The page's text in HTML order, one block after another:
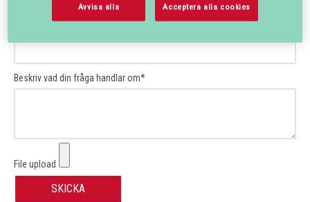
Telefonnummer
Beskriv vad din fråga handlar om*
File upload
SKICKA
Avvisa alla Acceptera alla cookies